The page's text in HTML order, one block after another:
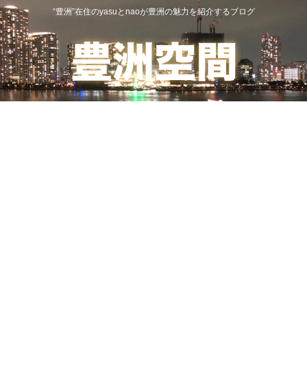
“豊洲”在住のyasuとnaoが豊洲の魅力を紹介するブログ